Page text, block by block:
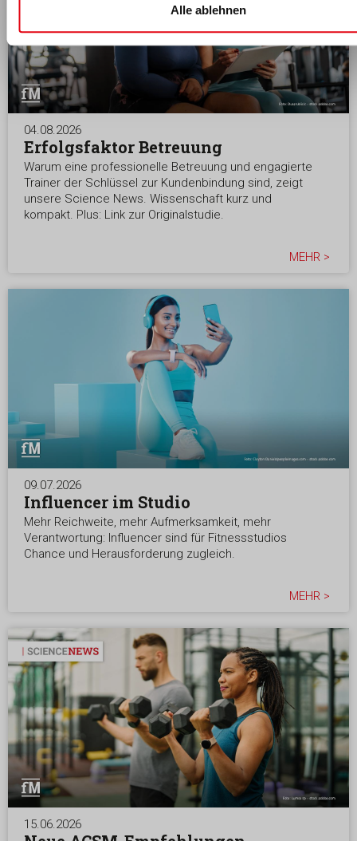
Alle ablehnen
04.08.2026
Erfolgsfaktor Betreuung
Warum eine professionelle Betreuung und engagierte
Trainer der Schlüssel zur Kundenbindung sind, zeigt
unsere Science News. Wissenschaft kurz und
kompakt. Plus: Link zur Originalstudie.
MEHR >
09.07.2026
Influencer im Studio
Mehr Reichweite, mehr Aufmerksamkeit, mehr
Verantwortung: Influencer sind für Fitnessstudios
Chance und Herausforderung zugleich.
MEHR >
15.06.2026